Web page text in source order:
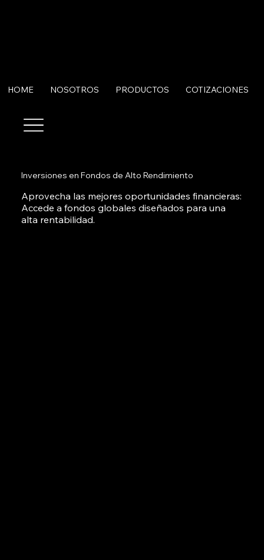
HOME NOSOTROS PRODUCTOS COTIZACIONES
Inversiones en Fondos de Alto Rendimiento
Aprovecha las mejores oportunidades financieras:
Accede a fondos globales diseñados para una
alta rentabilidad.